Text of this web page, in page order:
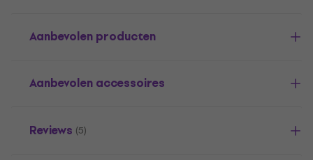
Aanbevolen producten
Aanbevolen accessoires
Reviews (5)